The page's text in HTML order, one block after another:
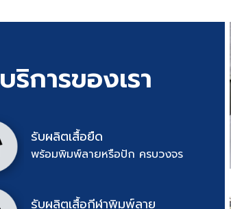
บริการของเรา
รับผลิตเสื้อยืด
พร้อมพิมพ์ลายหรือปัก ครบวงจร
รับผลิตเสื้อกีฬาพิมพ์ลาย